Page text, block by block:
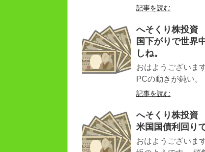
記事を読む
へそくり株投資
国下がりで世界
しね。
おはようございま
PCの動きが鈍い
記事を読む
へそくり株投資
米国国債利回り
おはようございま